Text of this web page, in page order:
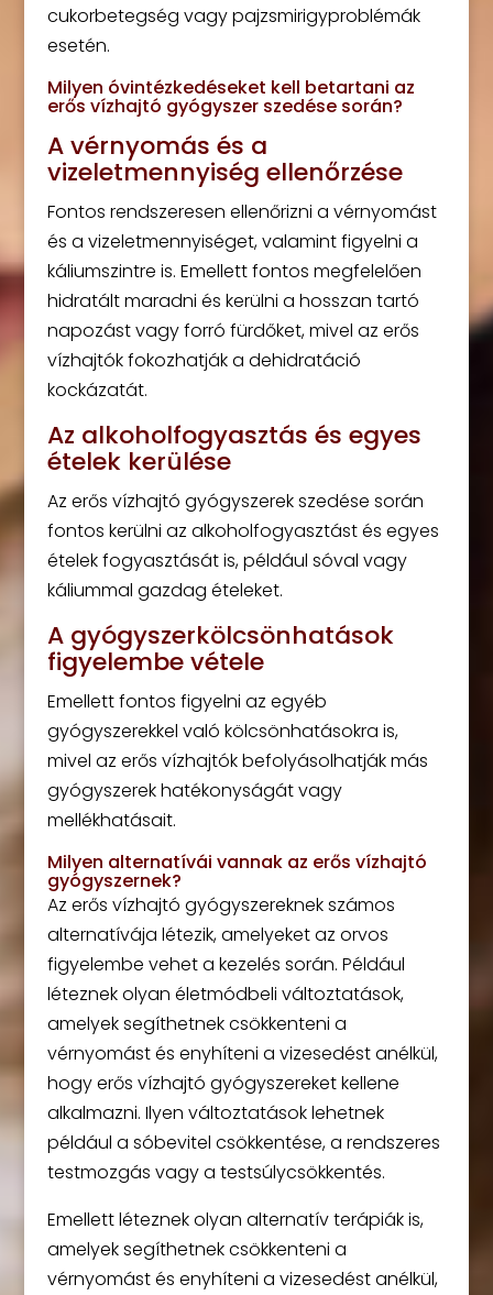
cukorbetegség vagy pajzsmirigyproblémák
esetén.
Milyen óvintézkedéseket kell betartani az
erős vízhajtó gyógyszer szedése során?
A vérnyomás és a
vizeletmennyiség ellenőrzése
Fontos rendszeresen ellenőrizni a vérnyomást
és a vizeletmennyiséget, valamint figyelni a
káliumszintre is. Emellett fontos megfelelően
hidratált maradni és kerülni a hosszan tartó
napozást vagy forró fürdőket, mivel az erős
vízhajtók fokozhatják a dehidratáció
kockázatát.
Az alkoholfogyasztás és egyes
ételek kerülése
Az erős vízhajtó gyógyszerek szedése során
fontos kerülni az alkoholfogyasztást és egyes
ételek fogyasztását is, például sóval vagy
káliummal gazdag ételeket.
A gyógyszerkölcsönhatások
figyelembe vétele
Emellett fontos figyelni az egyéb
gyógyszerekkel való kölcsönhatásokra is,
mivel az erős vízhajtók befolyásolhatják más
gyógyszerek hatékonyságát vagy
mellékhatásait.
Milyen alternatívái vannak az erős vízhajtó
gyógyszernek?
Az erős vízhajtó gyógyszereknek számos
alternatívája létezik, amelyeket az orvos
figyelembe vehet a kezelés során. Például
léteznek olyan életmódbeli változtatások,
amelyek segíthetnek csökkenteni a
vérnyomást és enyhíteni a vizesedést anélkül,
hogy erős vízhajtó gyógyszereket kellene
alkalmazni. Ilyen változtatások lehetnek
például a sóbevitel csökkentése, a rendszeres
testmozgás vagy a testsúlycsökkentés.
Emellett léteznek olyan alternatív terápiák is,
amelyek segíthetnek csökkenteni a
vérnyomást és enyhíteni a vizesedést anélkül,